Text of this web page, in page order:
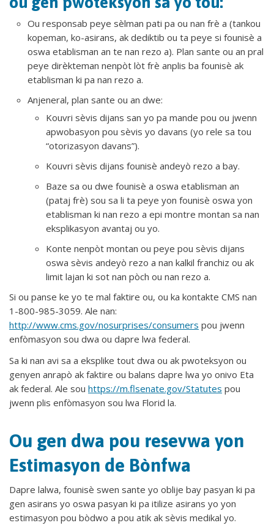
Ou responsab peye sèlman pati pa ou nan frè a (tankou
kopeman, ko-asirans, ak dediktib ou ta peye si founisè a
oswa etablisman an te nan rezo a). Plan sante ou an pral
peye dirèkteman nenpòt lòt frè anplis ba founisè ak
etablisman ki pa nan rezo a.
Anjeneral, plan sante ou an dwe:
Kouvri sèvis dijans san yo pa mande pou ou jwenn
apwobasyon pou sèvis yo davans (yo rele sa tou
“otorizasyon davans”).
Kouvri sèvis dijans founisè andeyò rezo a bay.
Baze sa ou dwe founisè a oswa etablisman an
(pataj frè) sou sa li ta peye yon founisè oswa yon
etablisman ki nan rezo a epi montre montan sa nan
eksplikasyon avantaj ou yo.
Konte nenpòt montan ou peye pou sèvis dijans
oswa sèvis andeyò rezo a nan kalkil franchiz ou ak
limit lajan ki sot nan pòch ou nan rezo a.
Si ou panse ke yo te mal faktire ou, ou ka kontakte CMS nan
1-800-985-3059. Ale nan:
http://www.cms.gov/nosurprises/consumers pou jwenn
enfòmasyon sou dwa ou dapre lwa federal.
Sa ki nan avi sa a eksplike tout dwa ou ak pwoteksyon ou
genyen anrapò ak faktire ou balans dapre lwa yo onivo Eta
ak federal. Ale sou https://m.flsenate.gov/Statutes pou
jwenn plis enfòmasyon sou lwa Florid la.
Ou gen dwa pou resevwa yon
Estimasyon de Bònfwa
Dapre lalwa, founisè swen sante yo oblije bay pasyan ki pa
gen asirans yo oswa pasyan ki pa itilize asirans yo yon
estimasyon pou bòdwo a pou atik ak sèvis medikal yo.